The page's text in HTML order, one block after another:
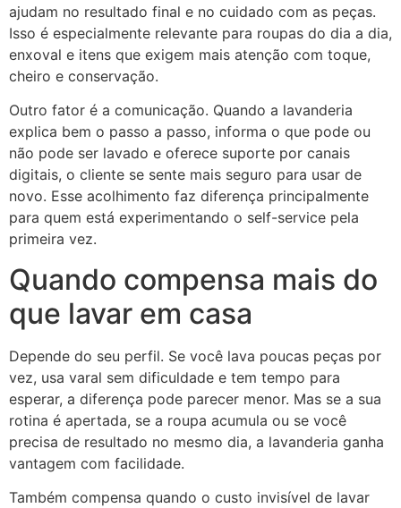
ajudam no resultado final e no cuidado com as peças.
Isso é especialmente relevante para roupas do dia a dia,
enxoval e itens que exigem mais atenção com toque,
cheiro e conservação.
Outro fator é a comunicação. Quando a lavanderia
explica bem o passo a passo, informa o que pode ou
não pode ser lavado e oferece suporte por canais
digitais, o cliente se sente mais seguro para usar de
novo. Esse acolhimento faz diferença principalmente
para quem está experimentando o self-service pela
primeira vez.
Quando compensa mais do
que lavar em casa
Depende do seu perfil. Se você lava poucas peças por
vez, usa varal sem dificuldade e tem tempo para
esperar, a diferença pode parecer menor. Mas se a sua
rotina é apertada, se a roupa acumula ou se você
precisa de resultado no mesmo dia, a lavanderia ganha
vantagem com facilidade.
Também compensa quando o custo invisível de lavar